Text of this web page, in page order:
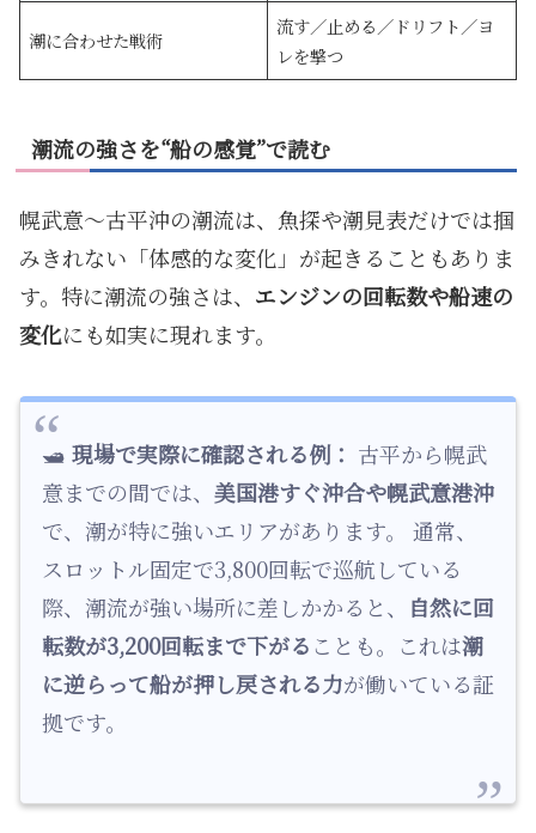
潮に合わせた戦術
流す／止める／ドリフト／ヨ
レを撃つ
潮流の強さを“船の感覚”で読む
幌武意〜古平沖の潮流は、魚探や潮見表だけでは掴
みきれない「体感的な変化」が起きることもありま
す。特に潮流の強さは、 エンジンの回転数や船速の
変化にも如実に現れます。
🛥️ 現場で実際に確認される例： 古平から幌武
意までの間では、 美国港すぐ沖合や幌武意港沖
で、潮が特に強いエリアがあります。 通常、
スロットル固定で3,800回転で巡航している
際、潮流が強い場所に差しかかると、
自然に回
転数が3,200回転まで下がる ことも。これは潮
に逆らって船が押し戻される力が働いている証
拠です。